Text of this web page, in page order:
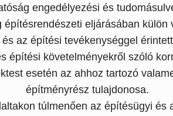
engedélyezési és
eljárásában külön
az építési tevékenységgel
építési követelményekről szóló
esetén az ahhoz tartozó
építményrész tulajdonosa.
túlmenően az építésügyi és